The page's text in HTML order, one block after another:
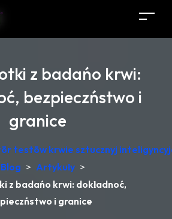
z badańo krwi:
bezpieczństwo i
granice
testōw krwie sztucznyj
Blog > Artykuły >
z badańo krwi: dokładnoć,
i granice